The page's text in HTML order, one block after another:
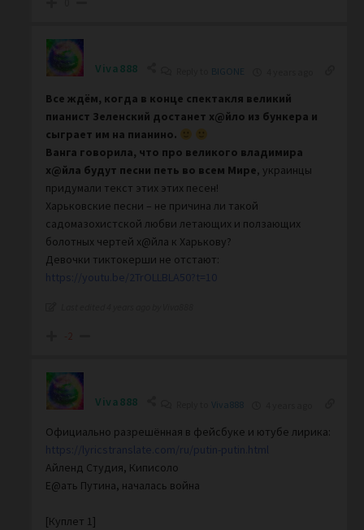
Viva888 BIGONE
Все ждём, когда в конце спектакля великий
пианист Зеленский достанет х@йло из бункера и
сыграет им на пианино.
Ванга говорила, что про великого владимира
х@йла будут песни петь во всем Мире, украинцы
придумали текст этих этих песен!
Харьковские песни – не причина ли такой
садомазохистской любви летающих и ползающих
болотных чертей х@йла к Харькову?
Девочки тиктокерши не отстают:
https://youtu.be/2TrOLLBLA50?t=10
-2
Viva888 Viva888
Официально разрешённая в фейсбуке и ютубе лирика:
https://lyricstranslate.com/ru/putin-putin.html
Айленд Студия, Киписоло
Е@ать Путина, началась война
[Куплет 1]